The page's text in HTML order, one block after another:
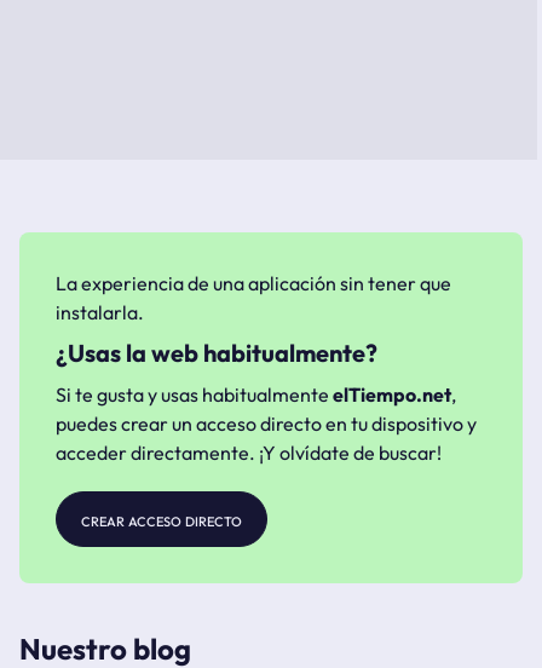
La experiencia de una aplicación sin tener que
instalarla.
¿Usas la web habitualmente?
Si te gusta y usas habitualmente elTiempo.net,
puedes crear un acceso directo en tu dispositivo y
acceder directamente. ¡Y olvídate de buscar!
crear acceso directo
Nuestro blog